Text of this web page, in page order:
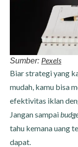
Sumber: Pexels
Biar strategi yang
mudah, kamu bisa
efektivitas iklan
Jangan sampai
tahu kemana uang
dapat.